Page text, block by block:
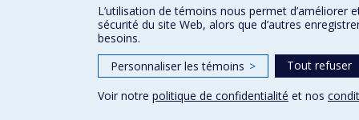
Montréal (Qc) H3T 1P1
Confidentialité Conditions d’utilisation Paramètres des
L’utilisation de témoins nous permet
sécurité du site Web, alors que d’autres
besoins.
Personnaliser les témoins > Tout refuser
Voir notre politique de confidentialité et nos